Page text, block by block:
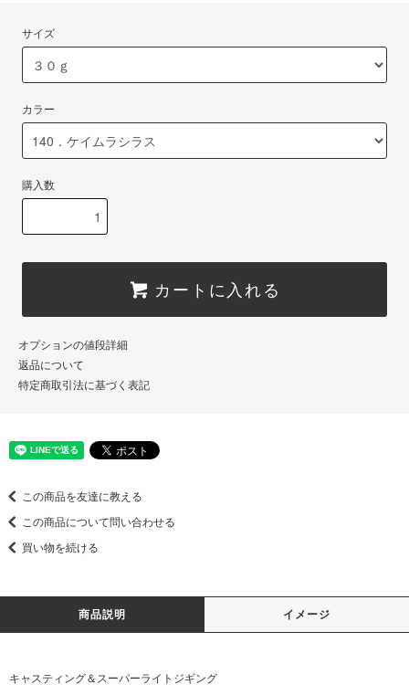
サイズ
カラー
購入数
カートに入れる
オプションの値段詳細
返品について
特定商取引法に基づく表記
この商品を友達に教える
この商品について問い合わせる
買い物を続ける
商品説明 イメージ
キャスティング＆スーパーライトジギング